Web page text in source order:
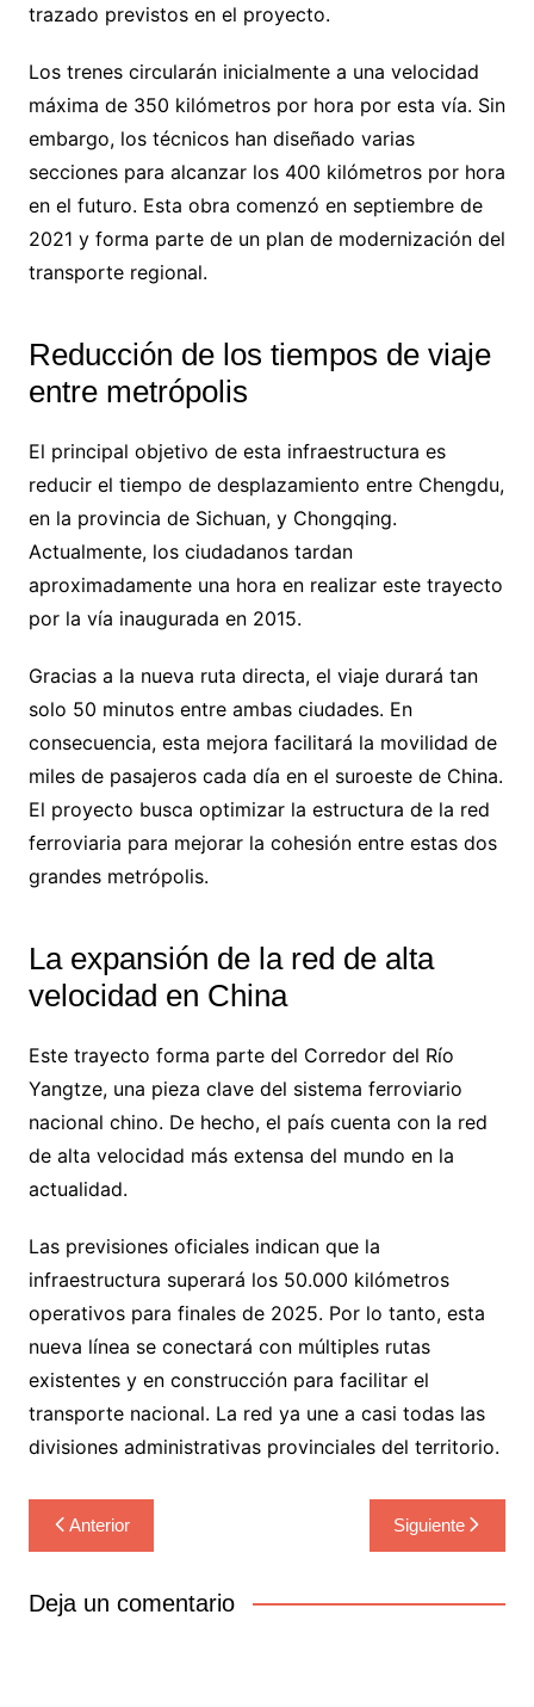
trazado previstos en el proyecto.
Los trenes circularán inicialmente a una velocidad
máxima de 350 kilómetros por hora por esta vía. Sin
embargo, los técnicos han diseñado varias
secciones para alcanzar los 400 kilómetros por hora
en el futuro. Esta obra comenzó en septiembre de
2021 y forma parte de un plan de modernización del
transporte regional.
Reducción de los tiempos de viaje
entre metrópolis
El principal objetivo de esta infraestructura es
reducir el tiempo de desplazamiento entre Chengdu,
en la provincia de Sichuan, y Chongqing.
Actualmente, los ciudadanos tardan
aproximadamente una hora en realizar este trayecto
por la vía inaugurada en 2015.
Gracias a la nueva ruta directa, el viaje durará tan
solo 50 minutos entre ambas ciudades. En
consecuencia, esta mejora facilitará la movilidad de
miles de pasajeros cada día en el suroeste de China.
El proyecto busca optimizar la estructura de la red
ferroviaria para mejorar la cohesión entre estas dos
grandes metrópolis.
La expansión de la red de alta
velocidad en China
Este trayecto forma parte del Corredor del Río
Yangtze, una pieza clave del sistema ferroviario
nacional chino. De hecho, el país cuenta con la red
de alta velocidad más extensa del mundo en la
actualidad.
Las previsiones oficiales indican que la
infraestructura superará los 50.000 kilómetros
operativos para finales de 2025. Por lo tanto, esta
nueva línea se conectará con múltiples rutas
existentes y en construcción para facilitar el
transporte nacional. La red ya une a casi todas las
divisiones administrativas provinciales del territorio.
Navegación
de
entradas
Anterior Siguiente
Deja un comentario